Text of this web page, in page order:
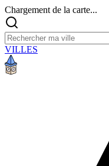
Chargement de la carte...
VILLES